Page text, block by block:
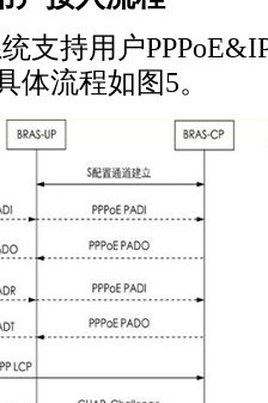
支持用户
体流程如图5。